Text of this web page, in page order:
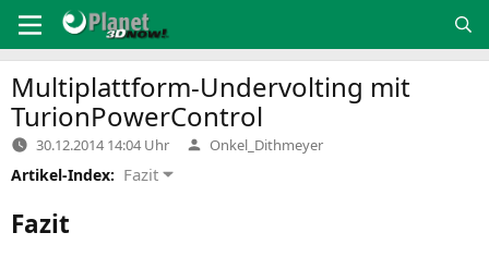
Inhalt
springen
Multiplattform-Undervolting mit
TurionPowerControl
30.12.2014 14:04 Uhr Verfasst
von
Onkel_Dithmeyer
Artikel-Index: Fazit
Fazit